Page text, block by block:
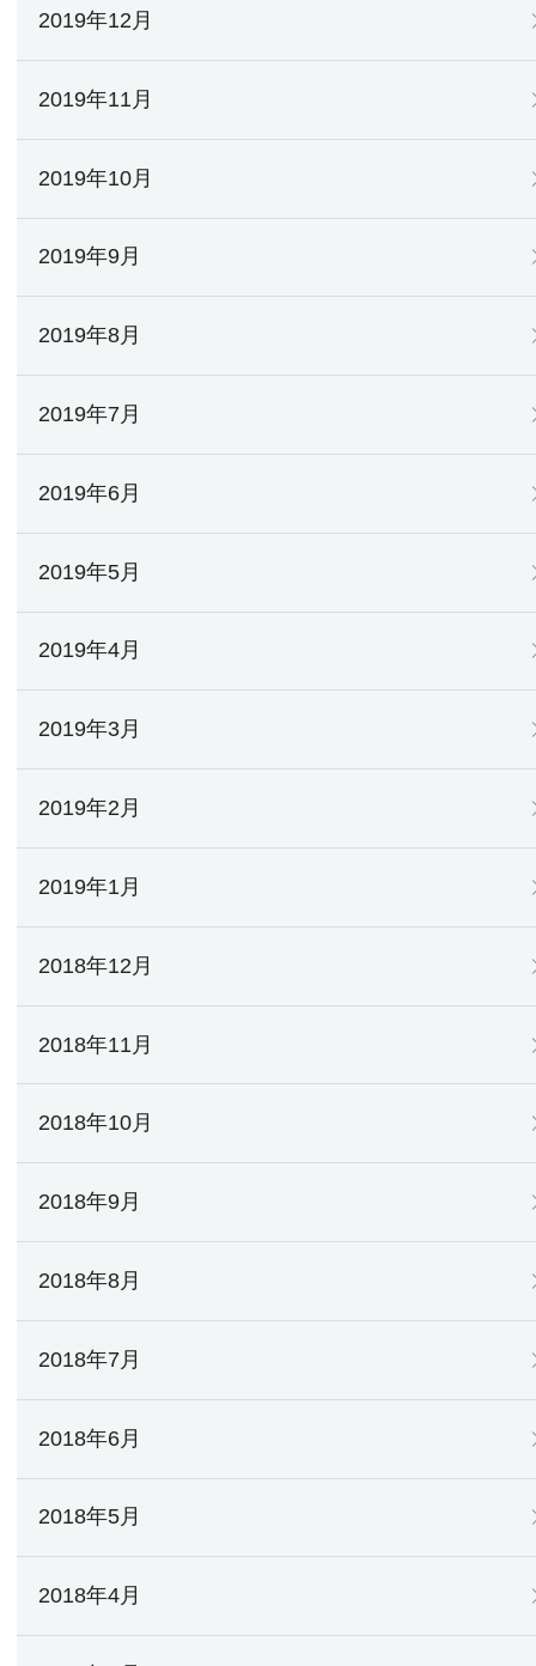
2019年12月
2019年11月
2019年10月
2019年9月
2019年8月
2019年7月
2019年6月
2019年5月
2019年4月
2019年3月
2019年2月
2019年1月
2018年12月
2018年11月
2018年10月
2018年9月
2018年8月
2018年7月
2018年6月
2018年5月
2018年4月